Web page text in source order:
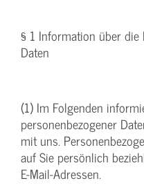
§ 1 Information über die
Daten
(1) Im Folgenden
personenbezogener
mit uns.
auf Sie persönlich
E-Mail-Adressen.